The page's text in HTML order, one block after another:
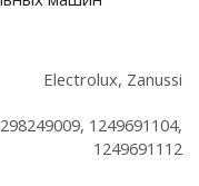
Electrolux, Zanussi
1249691104,
1249691112